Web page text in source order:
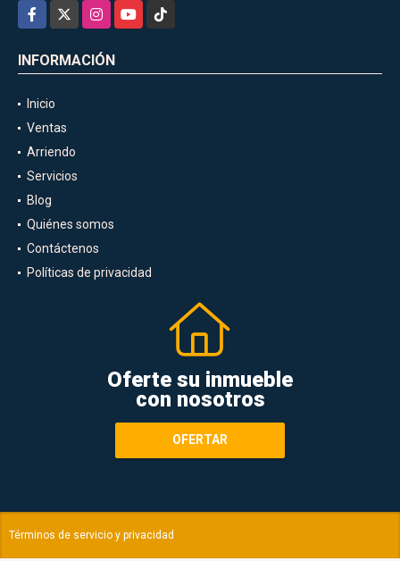
Facebook
InstagramYouTubeTikTok
INFORMACIÓN
Inicio
Ventas
Arriendo
Servicios
Blog
Quiénes somos
Contáctenos
Políticas de privacidad
Oferte su inmueble
con nosotros
OFERTAR
Términos de servicio y privacidad